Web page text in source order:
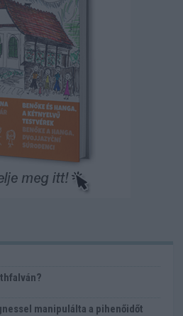
manipulálta a pihenőidőt